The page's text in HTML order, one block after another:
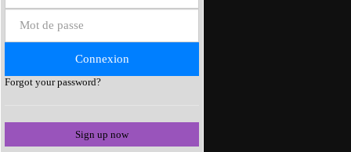
Forgot your password?
Sign up now